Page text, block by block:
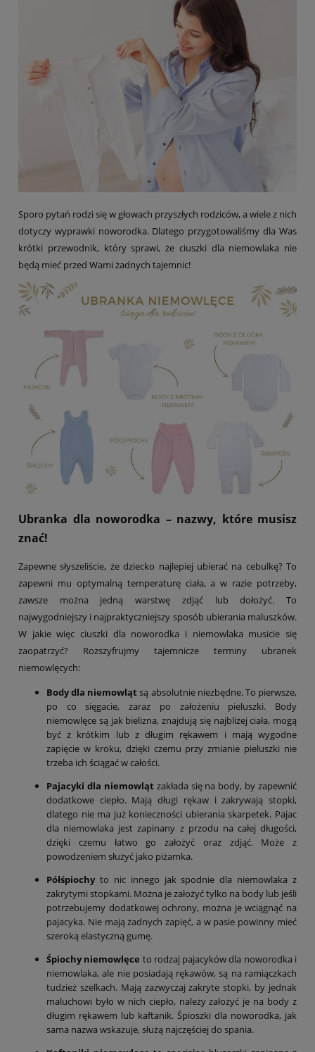
Sporo pytań rodzi się w głowach przyszłych rodziców, a wiele z nich
dotyczy wyprawki noworodka. Dlatego przygotowaliśmy dla Was
krótki przewodnik, który sprawi, że ciuszki dla niemowlaka nie
będą mieć przed Wami żadnych tajemnic!
Ubranka dla noworodka – nazwy, które musisz
znać!
Zapewne słyszeliście, że dziecko najlepiej ubierać na cebulkę? To
zapewni mu optymalną temperaturę ciała, a w razie potrzeby,
zawsze można jedną warstwę zdjąć lub dołożyć. To
najwygodniejszy i najpraktyczniejszy sposób ubierania maluszków.
W jakie więc ciuszki dla noworodka i niemowlaka musicie się
zaopatrzyć? Rozszyfrujmy tajemnicze terminy ubranek
niemowlęcych:
Body dla niemowląt są absolutnie niezbędne. To pierwsze,
po co sięgacie, zaraz po założeniu pieluszki. Body
niemowlęce są jak bielizna, znajdują się najbliżej ciała, mogą
być z krótkim lub z długim rękawem i mają wygodne
zapięcie w kroku, dzięki czemu przy zmianie pieluszki nie
trzeba ich ściągać w całości.
Pajacyki dla niemowląt zakłada się na body, by zapewnić
dodatkowe ciepło. Mają długi rękaw i zakrywają stopki,
dlatego nie ma już konieczności ubierania skarpetek. Pajac
dla niemowlaka jest zapinany z przodu na całej długości,
dzięki czemu łatwo go założyć oraz zdjąć. Może z
powodzeniem służyć jako piżamka.
Półśpiochyto nic innego jak spodnie dla niemowlaka z
zakrytymi stopkami. Można je założyć tylko na body lub jeśli
potrzebujemy dodatkowej ochrony, można je wciągnąć na
pajacyka. Nie mają żadnych zapięć, a w pasie powinny mieć
szeroką elastyczną gumę.
Śpiochy niemowlęce to rodzaj pajacyków dla noworodka i
niemowlaka, ale nie posiadają rękawów, są na ramiączkach
tudzież szelkach. Mają zazwyczaj zakryte stopki, by jednak
maluchowi było w nich ciepło, należy założyć je na body z
długim rękawem lub kaftanik. Śpioszki dla noworodka, jak
sama nazwa wskazuje, służą najczęściej do spania.